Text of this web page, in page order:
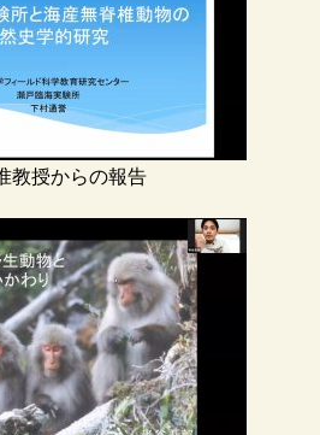
教授からの報告